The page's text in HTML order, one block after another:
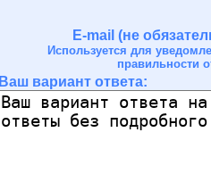
E-mail (не
Используется для
правильности
Ваш вариант ответа: